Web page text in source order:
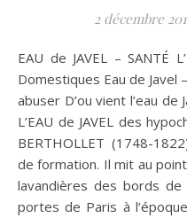
2 décembre
EAU de JAVEL – SANTÉ L’EAU de JAVEL et les Produits
Domestiques Eau de Javel
abuser D’ou vient l’eau
L’EAU de JAVEL des
BERTHOLLET (1748-
de formation. Il mit au
lavandières des bords de
portes de Paris à